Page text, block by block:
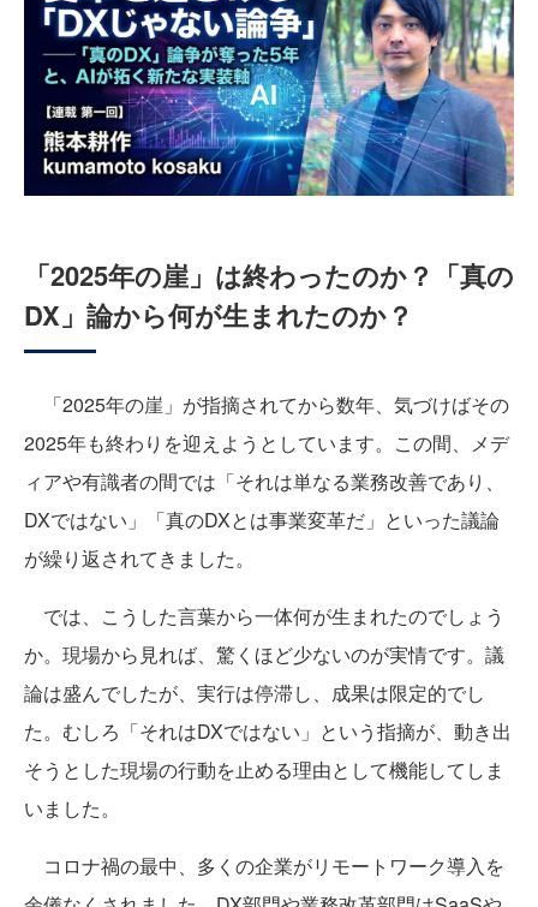
「2025年の崖」は終わったのか？「真の
DX」論から何が生まれたのか？
「2025年の崖」が指摘されてから数年、気づけばその
2025年も終わりを迎えようとしています。この間、メデ
ィアや有識者の間では「それは単なる業務改善であり、
DXではない」「真のDXとは事業変革だ」といった議論
が繰り返されてきました。
では、こうした言葉から一体何が生まれたのでしょう
か。現場から見れば、驚くほど少ないのが実情です。議
論は盛んでしたが、実行は停滞し、成果は限定的でし
た。むしろ「それはDXではない」という指摘が、動き出
そうとした現場の行動を止める理由として機能してしま
いました。
コロナ禍の最中、多くの企業がリモートワーク導入を